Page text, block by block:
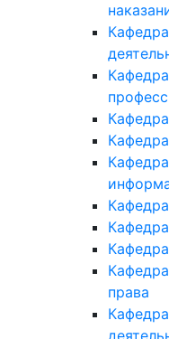
права